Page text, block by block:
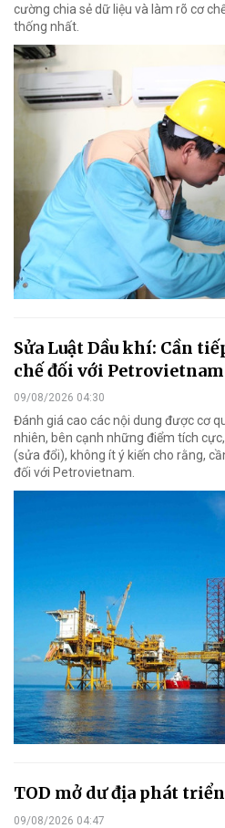
cường chia sẻ dữ liệu và làm rõ cơ
thống nhất.
Sửa Luật Dầu khí: Cần
chế đối với Petrovietnam
09/08/2026 04:30
Đánh giá cao các nội dung được cơ
nhiên, bên cạnh những điểm tích
(sửa đổi), không ít ý kiến cho rằng,
đối với Petrovietnam.
TOD mở dư địa phát
09/08/2026 04:47